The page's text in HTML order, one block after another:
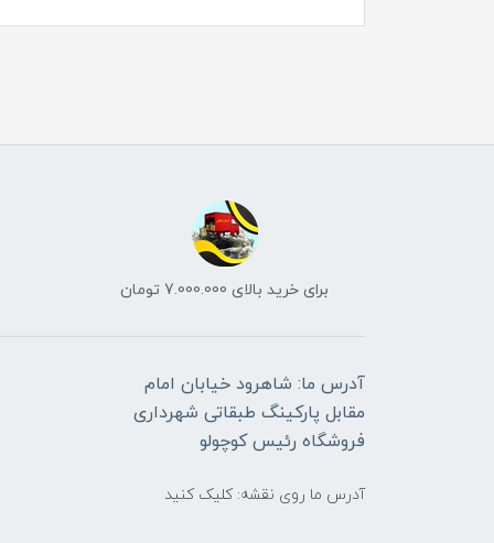
برای خرید بالای 7.000.000 تومان
آدرس ما: شاهرود خیابان امام
مقابل پارکینگ طبقاتی شهرداری
فروشگاه رئیس کوچولو
آدرس ما روی نقشه: کلیک کنید